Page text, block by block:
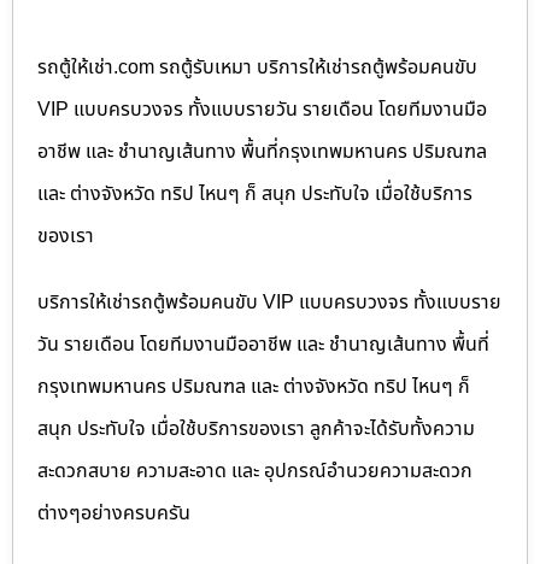
รถตู้ให้เช่า.com รถตู้รับเหมา บริการให้เช่ารถตู้พร้อมคนขับ
VIP แบบครบวงจร ทั้งแบบรายวัน รายเดือน โดยทีมงานมือ
อาชีพ และ ชำนาญเส้นทาง พื้นที่กรุงเทพมหานคร ปริมณฑล
และ ต่างจังหวัด ทริป ไหนๆ ก็ สนุก ประทับใจ เมื่อใช้บริการ
ของเรา
บริการให้เช่ารถตู้พร้อมคนขับ VIP แบบครบวงจร ทั้งแบบราย
วัน รายเดือน โดยทีมงานมืออาชีพ และ ชำนาญเส้นทาง พื้นที่
กรุงเทพมหานคร ปริมณฑล และ ต่างจังหวัด ทริป ไหนๆ ก็
สนุก ประทับใจ เมื่อใช้บริการของเรา ลูกค้าจะได้รับทั้งความ
สะดวกสบาย ความสะอาด และ อุปกรณ์อำนวยความสะดวก
ต่างๆอย่างครบครัน